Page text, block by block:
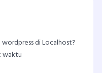
di Localhost?
waktu